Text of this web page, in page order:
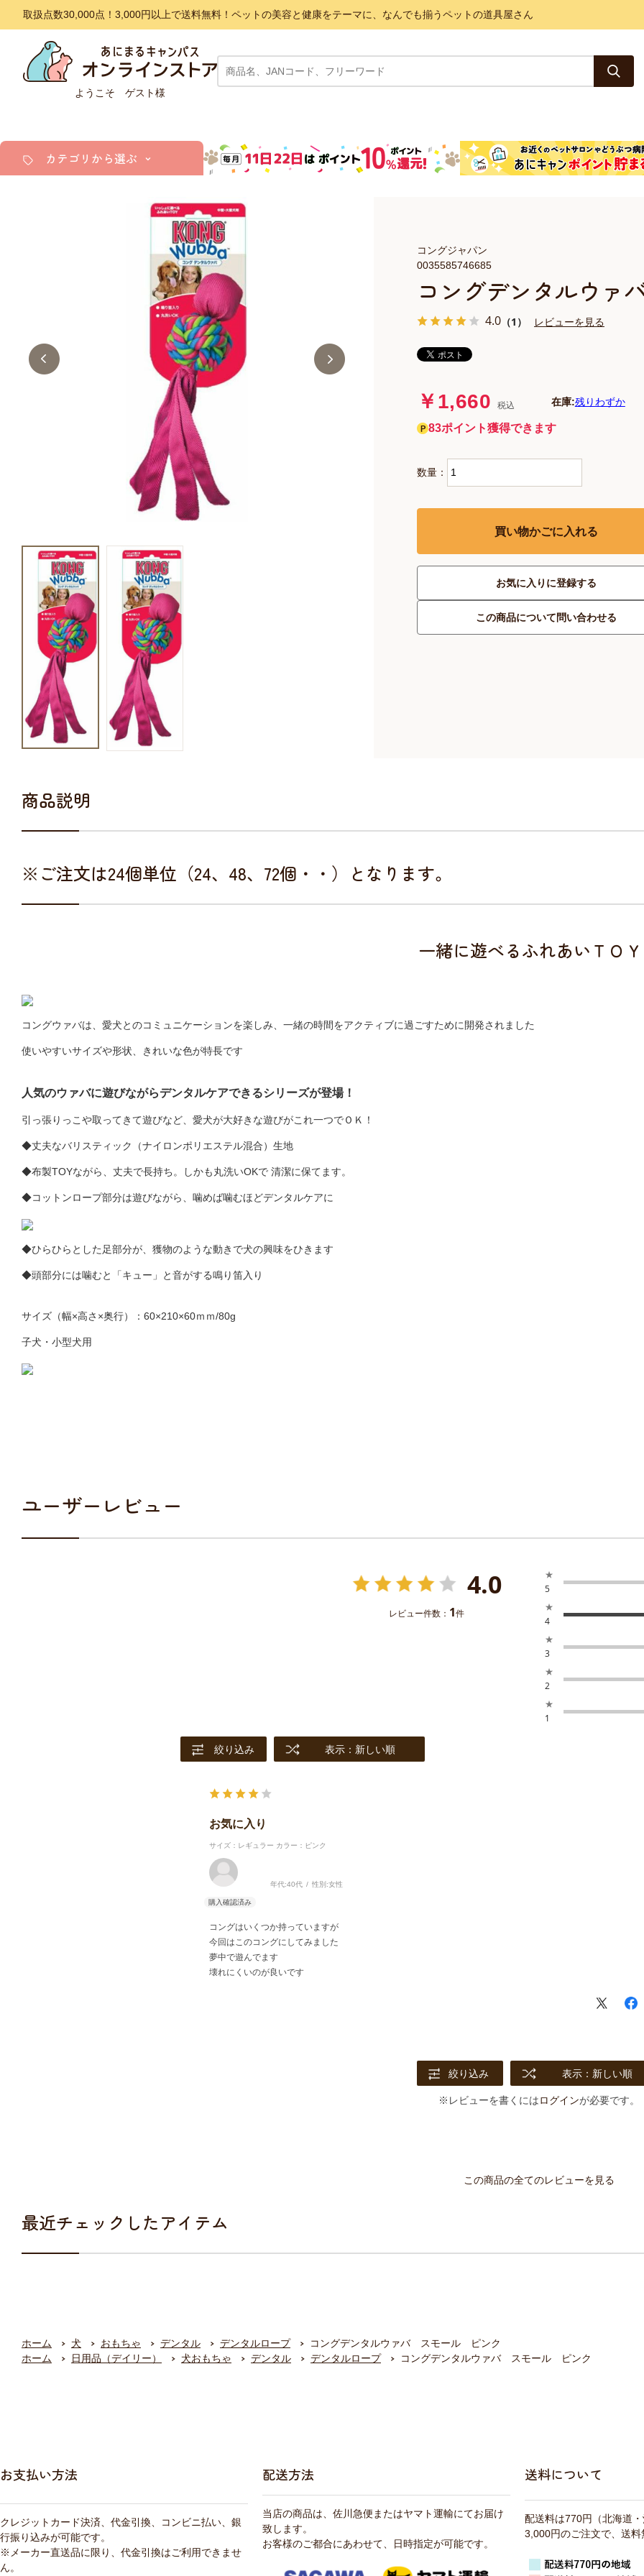
取扱点数30,000点！3,000円以上で送料無料！ペットの美容と健康をテーマに、なんでも揃うペットの道具屋さん
ようこそ ゲスト様
カテゴリから選ぶ
美容・ケア用品
服・おさんぽ用品
コングデンタルウ
4.0 （1） レビューを見る
0035585746685
コングジャパン
￥1,660 税込 在庫:残りわずか
83ポイント獲得できます
数量：
買い物かごに入れる
お気に入りに登録する
この商品について問い合わせる
商品説明
※ご注文は24個単位（24、48、72個・・）となります。
一緒に遊べるふれあいＴＯ
コングウァバは、愛犬とのコミュニケーションを楽しみ、一緒の時間をアクティブに過ごすために開発されました
使いやすいサイズや形状、きれいな色が特長です
人気のウァバに遊びながらデンタルケアできるシリーズが登場！
引っ張りっこや取ってきて遊びなど、愛犬が大好きな遊びがこれ一つでＯＫ！
◆丈夫なバリスティック（ナイロンポリエステル混合）生地
◆布製TOYながら、丈夫で長持ち。しかも丸洗いOKで 清潔に保てます。
◆コットンロープ部分は遊びながら、噛めば噛むほどデンタルケアに
◆ひらひらとした足部分が、獲物のような動きで犬の興味をひきます
◆頭部分には噛むと「キュー」と音がする鳴り笛入り
サイズ（幅×高さ×奥行）：60×210×60ｍｍ/80g
子犬・小型犬用
ユーザーレビュー
4.0
レビュー件数： 1件
★
5
★
4
★
3
★
2
★
1
絞り込み 表示：新しい順
お気に入り
サイズ：レギュラー カラー：ピンク
年代:40代 性別:女性
コングはいくつか持っていますが
今回はこのコングにしてみました
夢中で遊んでます
壊れにくいのが良いです
絞り込み 表示：新しい順
※レビューを書くにはログインが必要です。
この商品の全てのレビューを見る
最近チェックしたアイテム
ホーム 犬 おもちゃ デンタル デンタルロープ
コングデンタルウァバ スモール ピンク
ホーム
日用品（デイリー） 犬おもちゃ デンタル デンタルロープ コングデンタルウァバ スモール ピンク
お支払い方法
クレジットカード決済、代金引換、コンビニ払い、銀
行振り込みが可能です。
※メーカー直送品に限り、代金引換はご利用できませ
ん。
配送方法
当店の商品は、佐川急便またはヤマト運輸にてお届け
致します。
お客様のご都合にあわせて、日時指定が可能です。
送料について
配送料は770円（北海道
3,000円のご注文で、送